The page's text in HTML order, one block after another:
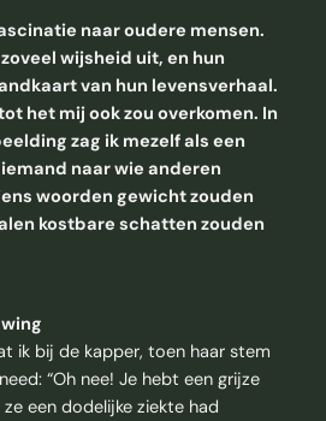
naar oudere mensen.
wijsheid uit, en hun
van hun levensverhaal.
het mij ook zou overkomen. In
zag ik mezelf als een
naar wie anderen
woorden gewicht zouden
kostbare schatten zouden
ik bij de kapper, toen haar stem
“Oh nee! Je hebt een grijze
een dodelijke ziekte had